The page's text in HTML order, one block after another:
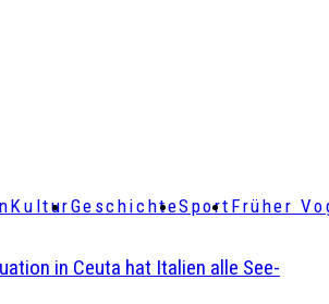
KulturGeschichteSport Früher
in Ceuta hat Italien alle See-